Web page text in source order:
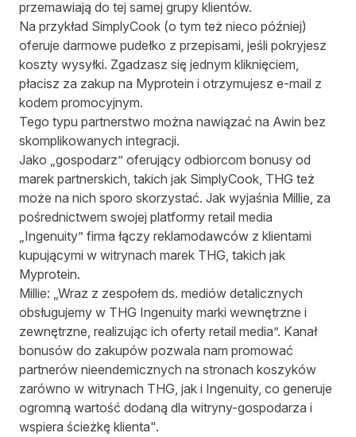
przemawiają do tej samej grupy klientów.
Na przykład SimplyCook (o tym też nieco później)
oferuje darmowe pudełko z przepisami, jeśli pokryjesz
koszty wysyłki. Zgadzasz się jednym kliknięciem,
płacisz za zakup na Myprotein i otrzymujesz e-mail z
kodem promocyjnym.
Tego typu partnerstwo można nawiązać na Awin bez
skomplikowanych integracji.
Jako „gospodarz” oferujący odbiorcom bonusy od
marek partnerskich, takich jak SimplyCook, THG też
może na nich sporo skorzystać. Jak wyjaśnia Millie, za
pośrednictwem swojej platformy retail media
„Ingenuity” firma łączy reklamodawców z klientami
kupującymi w witrynach marek THG, takich jak
Myprotein.
Millie: „Wraz z zespołem ds. mediów detalicznych
obsługujemy w THG Ingenuity marki wewnętrzne i
zewnętrzne, realizując ich oferty retail media”. Kanał
bonusów do zakupów pozwala nam promować
partnerów nieendemicznych na stronach koszyków
zarówno w witrynach THG, jak i Ingenuity, co generuje
ogromną wartość dodaną dla witryny-gospodarza i
wspiera ścieżkę klienta".